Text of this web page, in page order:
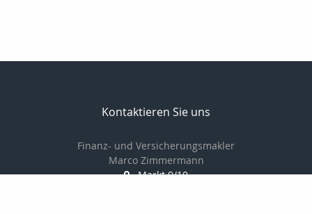
Kontaktieren Sie uns
Finanz- und Versicherungsmakler
Marco Zimmermann
Markt 9/10